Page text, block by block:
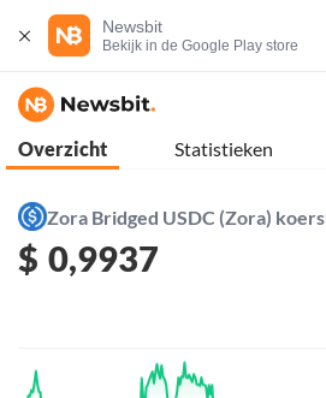
Newsbit
Bekijk in de Google Play store
Overzicht Statistieken
Zora Bridged USDC (Zora) koers
$ 0,9937